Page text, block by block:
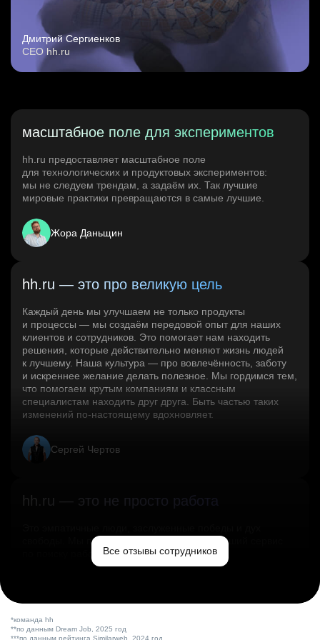
Дмитрий Сергиенков
CEO hh.ru
масштабное поле для экспериментов
hh.ru предоставляет масштабное поле
для технологических и продуктовых экспериментов:
мы не следуем трендам, а задаём их. Так лучшие
мировые практики превращаются в самые лучшие.
Жора Даньщин
hh.ru — это про великую цель
Каждый день мы улучшаем не только продукты
и процессы — мы создаём передовой опыт для наших
клиентов и сотрудников. Это помогает нам находить
решения, которые действительно меняют жизнь людей
к лучшему. Наша культура — про вовлечённость, заботу
и искреннее желание делать полезное. Мы гордимся тем,
что помогаем крутым компаниям и классным
специалистам находить друг друга. Быть частью таких
изменений по‑настоящему вдохновляет.
Сергей Чертов
hh.ru — это не просто работа
свободы. Мы помогаем миру и создаём лучший сервис
по поиску работы в стране.Все отзывы сотрудников
*команда hh
**по данным Dream Job, 2025 год
***по данным рейтинга Similarweb, 2024 год